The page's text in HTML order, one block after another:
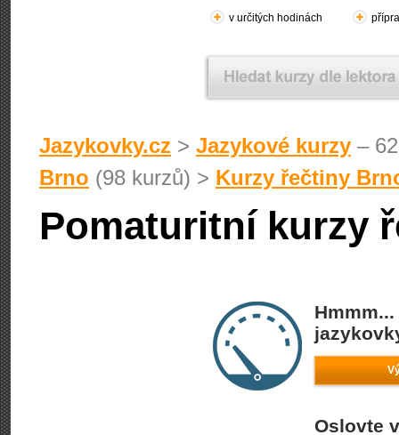
v určitých hodinách
Jazykovky.cz > Jazykové kurzy –
Brno (98 kurzů) > Kurzy řečtiny
Pomaturitní kurzy
Oslovte